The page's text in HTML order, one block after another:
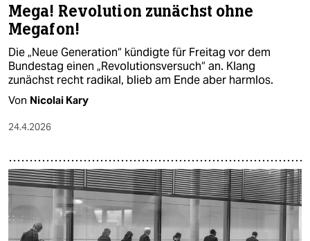
Mega! Revolution zunächst ohne
Megafon!
Die „Neue Generation“ kündigte für Freitag vor dem
Bundestag einen „Revolutionsversuch“ an. Klang
zunächst recht radikal, blieb am Ende aber harmlos.
Von Nicolai Kary
24.4.2026